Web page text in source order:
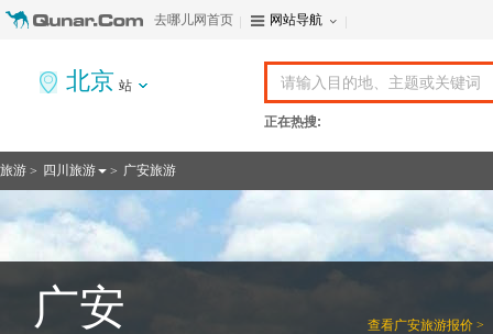
去哪儿网首页 网站导航
北京 站
正在热搜:
旅游 > 四川旅游 > 广安旅游
查看广安旅游报价 >
广安